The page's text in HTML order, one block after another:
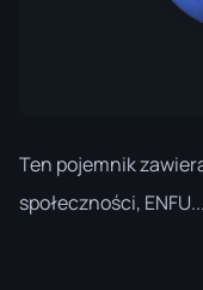
Ten pojemnik
społeczności,